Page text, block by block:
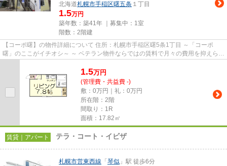
北海道札幌市手稲区曙五条 １丁目
1.5万円
築年数：築41年 ｜募集中： 1室
階数：2階建
【コーポ曙】の物件詳細について 住所：札幌市手稲区曙5条1丁目 ～「コーポ
曙」のここがイチオシ～ ～ ベテラン物件ならではの賃料で月々の費用を抑えられ
1.5万円
(管理費・共益費 -)
敷：0万円｜礼：0万円
所在階：2階
間取り：1R
面積：17.82㎡
賃貸｜アパート テラ・コート・イビザ
札幌市営東西線 「 琴似 」駅 徒歩6分